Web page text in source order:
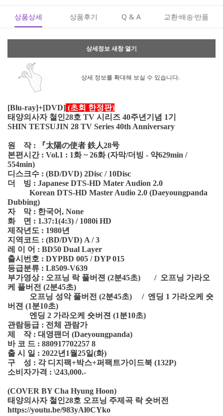
상품상세 상품후기 Q & A 교환·배송·반품
상세정보 새창 열기
상세 정보를 확대해 보실 수 있습니다.
[Blu-ray]+[DVD] (초회 한정판)
태양의사자 철인28호 TV 시리즈 40주년기념 1기
SHIN TETSUJIN 28 TV Series 40th Anniversary
원 작 : 『太陽の使者 鉄人28号
본편시간 : Vol.1 : 1화 ~ 26화 (자막/더빙 - 약629min /
554min)
디스크수 : (BD/DVD) 2Disc / 10Disc
더 빙 : Japanese DTS-HD Mater Audion 2.0
Korean DTS-HD Master Audio 2.0 (Daeyoungpanda
Dubbing)
자 막 : 한국어, None
화 면 : 1.37:1(4:3) / 1080i HD
제작년도 : 1980년
지역코드 : (BD/DVD) A / 3
레 이 어 : BD50 Dual Layer
출시번호 : DYPBD 005 / DYP 015
등급분류 : L8509-V639
부가영상 : 오프닝 락 풀버젼 (2분45초) / 오프닝 가라오
케 풀버전 (2분45초)
오프닝 성악 풀버전 (2분45초) / 엔딩 1 가라오케 숏
버젼 (1분10초)
엔딩 2 가라오케 숏버젼 (1분10초)
관람등급 : 전체 관람가
제 작 : 대영팬더 (Daeyoungpanda)
바 코 드 : 880917702257 8
출 시 일 : 2022년1월25일(화)
구 성 : 각 디지팩+박스+퍼팩트가이드북 (132P)
소비자가격 : \243,000.-
(COVER BY Cha Hyung Hoon)
태양의사자 철인28호 오프닝 주제곡 락 숏버전
https://youtu.be/983yAl0CYko